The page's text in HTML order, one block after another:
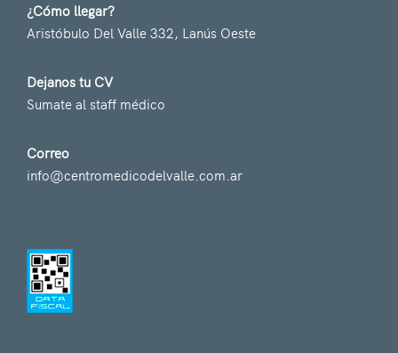
¿Cómo llegar?
Aristóbulo Del Valle 332, Lanús Oeste
Dejanos tu CV
Sumate al staff médico
Correo
info@centromedicodelvalle.com.ar